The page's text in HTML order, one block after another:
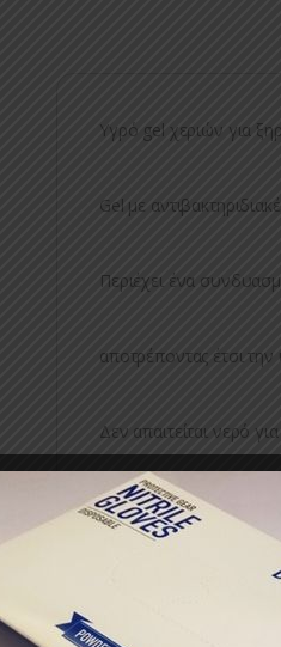
Υγρό gel χεριών για
Gel με
Περιέχει ένα
αποτρέποντας έτσι
Δεν απαιτείται νερό